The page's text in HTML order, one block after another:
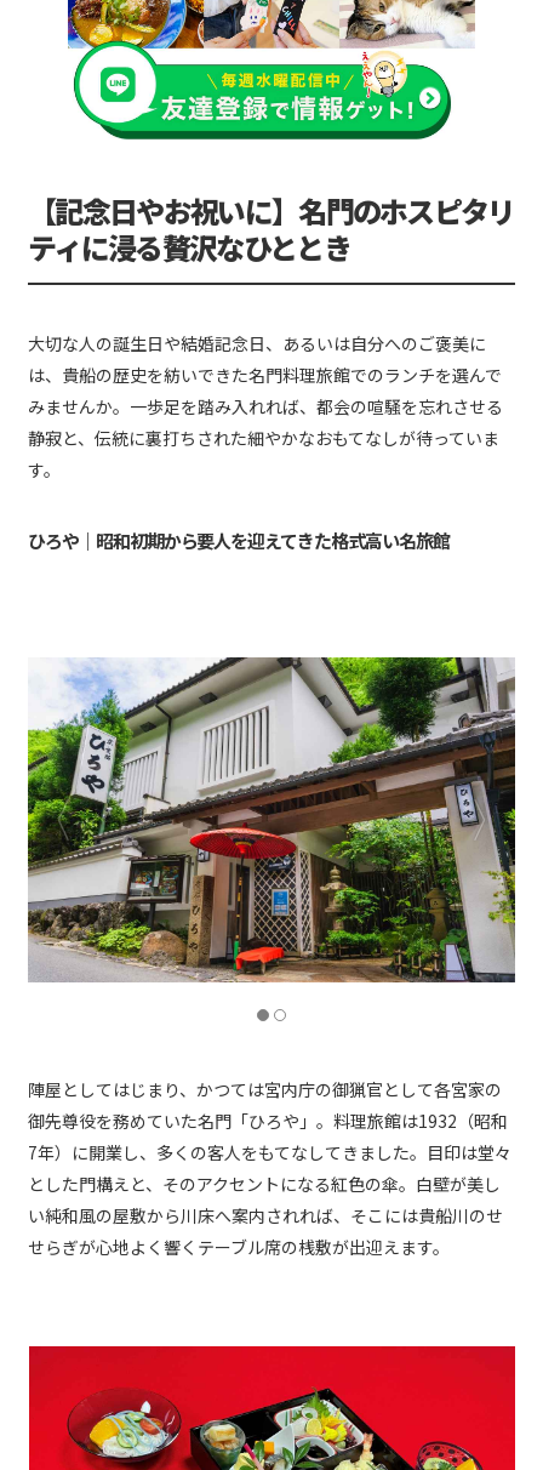
【記念日やお祝いに】名門のホスピタリ
ティに浸る贅沢なひととき
大切な人の誕生日や結婚記念日、あるいは自分へのご褒美に
は、貴船の歴史を紡いできた名門料理旅館でのランチを選んで
みませんか。一歩足を踏み入れれば、都会の喧騒を忘れさせる
静寂と、伝統に裏打ちされた細やかなおもてなしが待っていま
す。
ひろや｜昭和初期から要人を迎えてきた格式高い名旅館
陣屋としてはじまり、かつては宮内庁の御猟官として各宮家の
御先尊役を務めていた名門「ひろや」。料理旅館は1932（昭和
7年）に開業し、多くの客人をもてなしてきました。目印は堂々
とした門構えと、そのアクセントになる紅色の傘。白壁が美し
い純和風の屋敷から川床へ案内されれば、そこには貴船川のせ
せらぎが心地よく響くテーブル席の桟敷が出迎えます。